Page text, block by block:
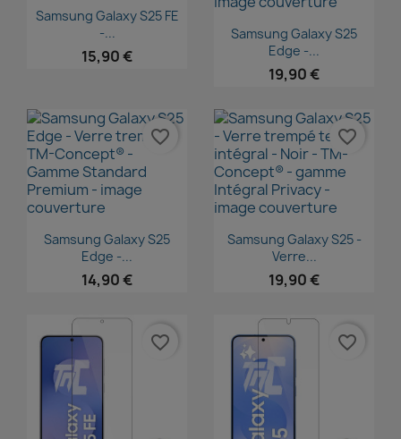
Aperçu rapide
Samsung Galaxy S25 FE
-...
15,90 €
Aperçu rapide
Samsung Galaxy S25
Edge -...
19,90 €
Aperçu rapide
Samsung Galaxy S25
Edge -...
14,90 €
favorite_border
Aperçu rapide
Samsung Galaxy S25 -
Verre...
19,90 €
favorite_border
favorite_border favorite_border